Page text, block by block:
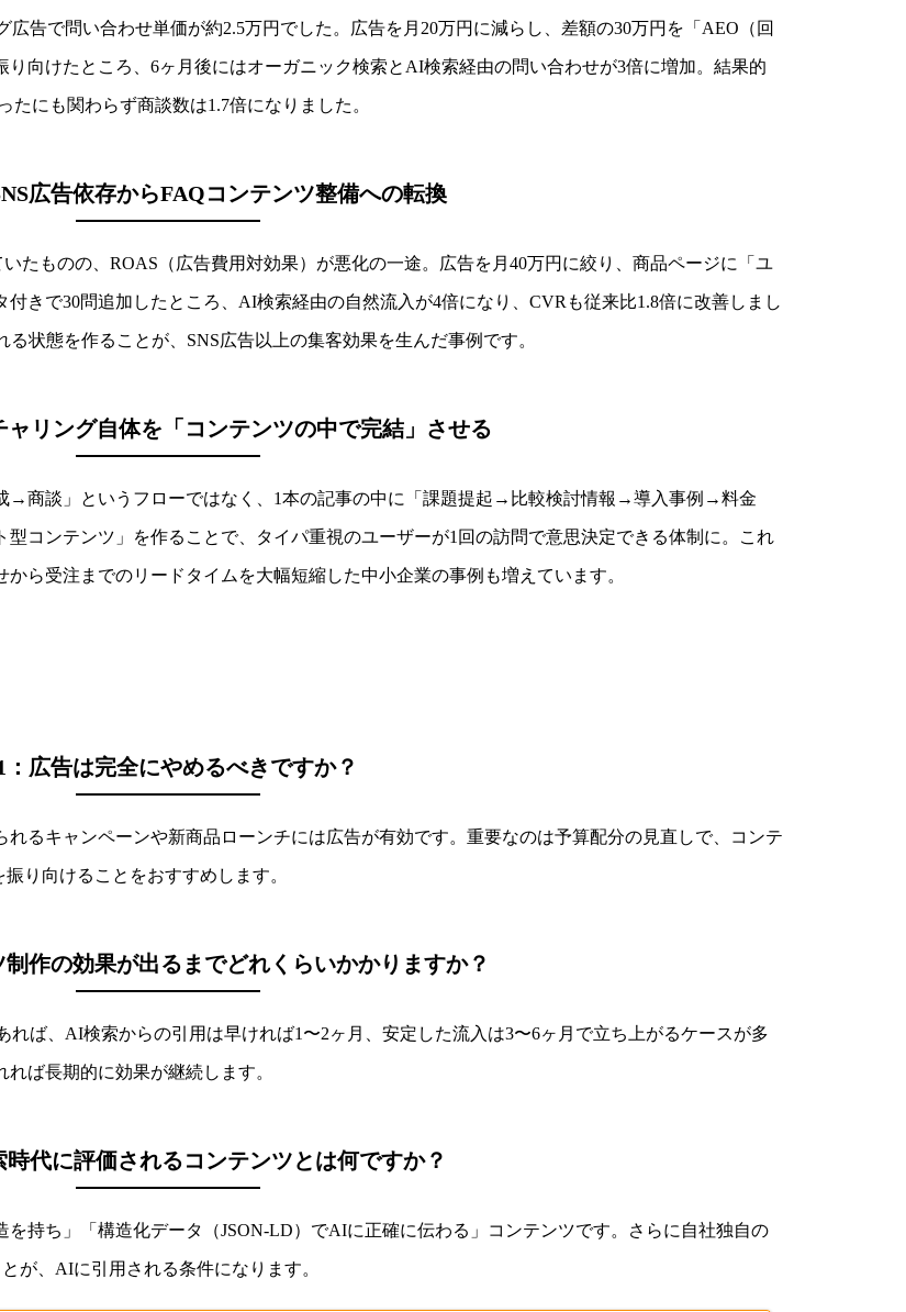
告で問い合わせ単価が約2.5万円でした。広告を月20万円に減らし、差額の30万円を「AEO（回
向けたところ、6ヶ月後にはオーガニック検索とAI検索経由の問い合わせが3倍に増加。結果的
にも関わらず商談数は1.7倍になりました。
広告依存からFAQコンテンツ整備への転換
たものの、ROAS（広告費用対効果）が悪化の一途。広告を月40万円に絞り、商品ページに「ユ
きで30問追加したところ、AI検索経由の自然流入が4倍になり、CVRも従来比1.8倍に改善しまし
状態を作ることが、SNS広告以上の集客効果を生んだ事例です。
ャリング自体を「コンテンツの中で完結」させる
→商談」というフローではなく、1本の記事の中に「課題提起→比較検討情報→導入事例→料金
コンテンツ」を作ることで、タイパ重視のユーザーが1回の訪問で意思決定できる体制に。これ
ら受注までのリードタイムを大幅短縮した中小企業の事例も増えています。
：広告は完全にやめるべきですか？
るキャンペーンや新商品ローンチには広告が有効です。重要なのは予算配分の見直しで、コンテ
り向けることをおすすめします。
作の効果が出るまでどれくらいかかりますか？
ば、AI検索からの引用は早ければ1〜2ヶ月、安定した流入は3〜6ヶ月で立ち上がるケースが多
ば長期的に効果が継続します。
代に評価されるコンテンツとは何ですか？
を持ち」「構造化データ（JSON-LD）でAIに正確に伝わる」コンテンツです。さらに自社独自の
が、AIに引用される条件になります。